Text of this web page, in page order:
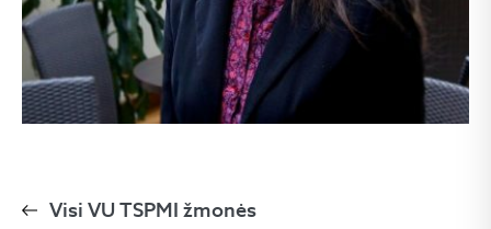
Visi VU TSPMI žmonės